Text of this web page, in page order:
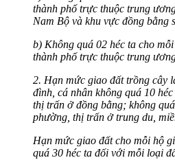
thành phố trực thuộc trung
Nam Bộ và khu vực đồng bằng
b) Không quá 02 héc ta cho
thành phố trực thuộc trung
2. Hạn mức giao đất trồng cây
đình, cá nhân không quá 10
thị trấn ở đồng bằng; không
phường, thị trấn ở trung du,
Hạn mức giao đất cho mỗi hộ
quá 30 héc ta đối với mỗi loại